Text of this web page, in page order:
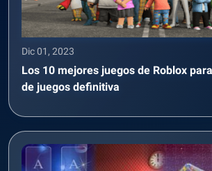
Dic 01, 2023
Los 10 mejores juegos de Roblox
de juegos definitiva